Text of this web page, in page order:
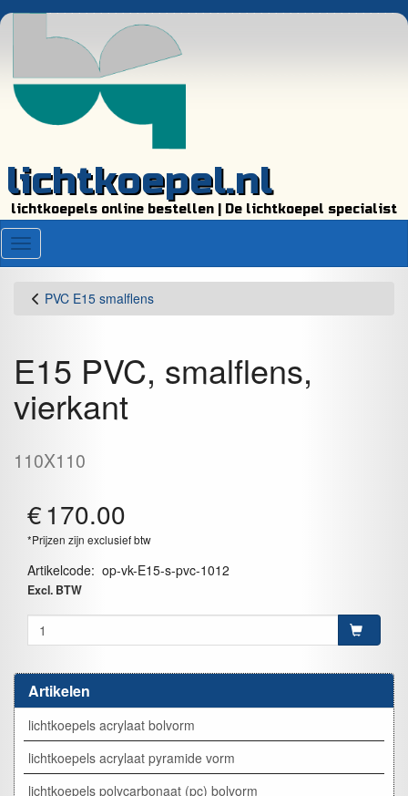
lichtkoepel.nl
lichtkoepels online bestellen | De lichtkoepel specialist
Menu
Artikelen
lichtkoepels acrylaat bolvorm
lichtkoepels acrylaat pyramide vorm
lichtkoepels polycarbonaat (pc) bolvorm
PVC E15 smalflens
E15 PVC, smalflens,
vierkant
110X110
€170.00
*Prijzen zijn exclusief btw
Artikelcode: op-vk-E15-s-pvc-1012
Excl. BTW